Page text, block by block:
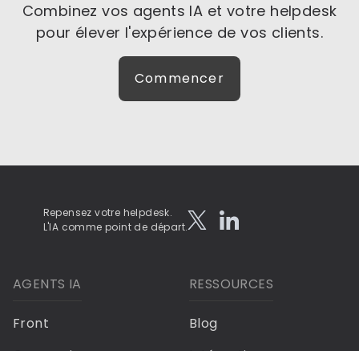
Combinez vos agents IA et votre helpdesk
pour élever l'expérience de vos clients.
Commencer
Repensez votre helpdesk.
L'IA comme point de départ.
AGENTS IA
Front
RESSOURCES
Blog